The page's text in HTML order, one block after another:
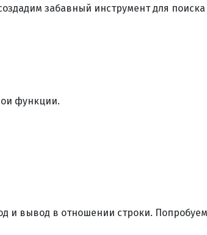
забавный инструмент для
функции.
и вывод в отношении строки.